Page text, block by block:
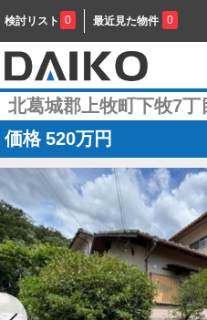
検討リスト 0 最近見た物件 0
北葛城郡上牧町下牧7丁
価格 520万円